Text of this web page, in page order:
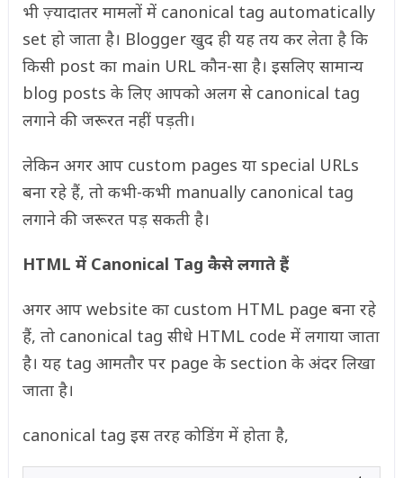
भी ज़्यादातर मामलों में canonical tag automatically
set हो जाता है। Blogger खुद ही यह तय कर लेता है कि
किसी post का main URL कौन-सा है। इसलिए सामान्य
blog posts के लिए आपको अलग से canonical tag
लगाने की जरूरत नहीं पड़ती।
लेकिन अगर आप custom pages या special URLs
बना रहे हैं, तो कभी-कभी manually canonical tag
लगाने की जरूरत पड़ सकती है।
HTML में Canonical Tag कैसे लगाते हैं
अगर आप website का custom HTML page बना रहे
हैं, तो canonical tag सीधे HTML code में लगाया जाता
है। यह tag आमतौर पर page के section के अंदर लिखा
जाता है।
canonical tag इस तरह कोडिंग में होता है,